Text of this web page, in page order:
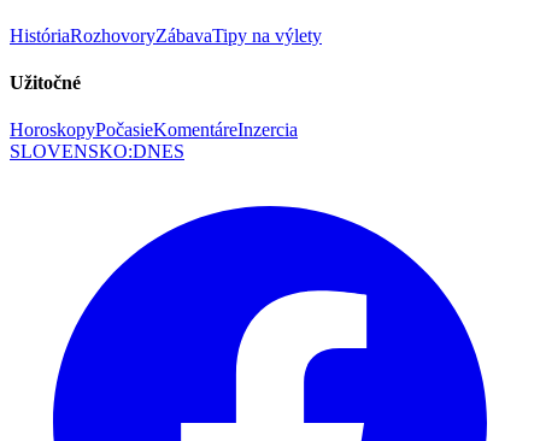
HistóriaRozhovoryZábavaTipy na výlety
Užitočné
HoroskopyPočasieKomentáreInzercia
SLOVENSKO:DNES